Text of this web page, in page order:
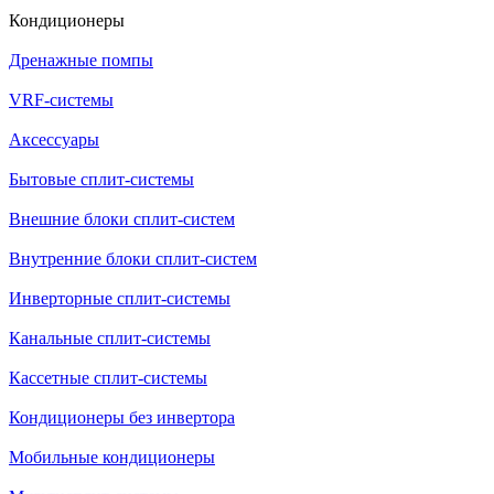
Кондиционеры
Дренажные помпы
VRF-системы
Аксессуары
Бытовые сплит-системы
Внешние блоки сплит-систем
Внутренние блоки сплит-систем
Инверторные сплит-системы
Канальные сплит-системы
Кассетные сплит-системы
Кондиционеры без инвертора
Мобильные кондиционеры